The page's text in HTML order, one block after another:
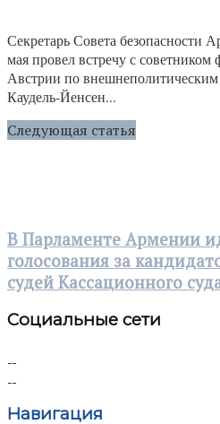
Секретарь Совета безопасности
мая провел встречу с советником
Австрии по
Каудель-Йенсен...
Следующая статья
В Парламенте Армении
голосования за
судей Кассационного
Социальные сети
Навигация